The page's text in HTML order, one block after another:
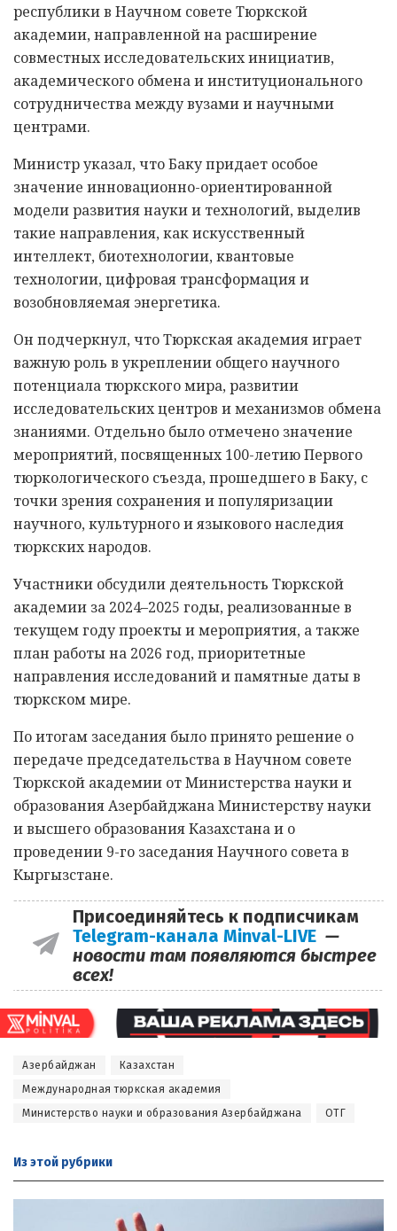
республики в Научном совете Тюркской
академии, направленной на расширение
совместных исследовательских инициатив,
академического обмена и институционального
сотрудничества между вузами и научными
центрами.
Министр указал, что Баку придает особое
значение инновационно-ориентированной
модели развития науки и технологий, выделив
такие направления, как искусственный
интеллект, биотехнологии, квантовые
технологии, цифровая трансформация и
возобновляемая энергетика.
Он подчеркнул, что Тюркская академия играет
важную роль в укреплении общего научного
потенциала тюркского мира, развитии
исследовательских центров и механизмов обмена
знаниями. Отдельно было отмечено значение
мероприятий, посвященных 100-летию Первого
тюркологического съезда, прошедшего в Баку, с
точки зрения сохранения и популяризации
научного, культурного и языкового наследия
тюркских народов.
Участники обсудили деятельность Тюркской
академии за 2024–2025 годы, реализованные в
текущем году проекты и мероприятия, а также
план работы на 2026 год, приоритетные
направления исследований и памятные даты в
тюркском мире.
По итогам заседания было принято решение о
передаче председательства в Научном совете
Тюркской академии от Министерства науки и
образования Азербайджана Министерству науки
и высшего образования Казахстана и о
проведении 9-го заседания Научного совета в
Кыргызстане.
Присоединяйтесь к подписчикам
Telegram-канала Minval-LIVE —
новости там появляются быстрее
всех!
Азербайджан
Казахстан
Международная тюркская академия
Министерство науки и образования Азербайджана
ОТГ
Из этой рубрики